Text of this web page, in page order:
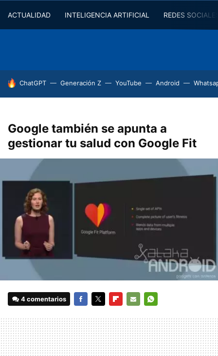
ACTUALIDAD INTELIGENCIA ARTIFICIAL REDES
HOY SE HABLA DE
ChatGPT Generación Z YouTube Android
Google también se apunta a
gestionar tu salud con Google Fit
4 comentarios
MAIL